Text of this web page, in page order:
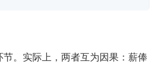
。实际上，两者互为因果：薪俸